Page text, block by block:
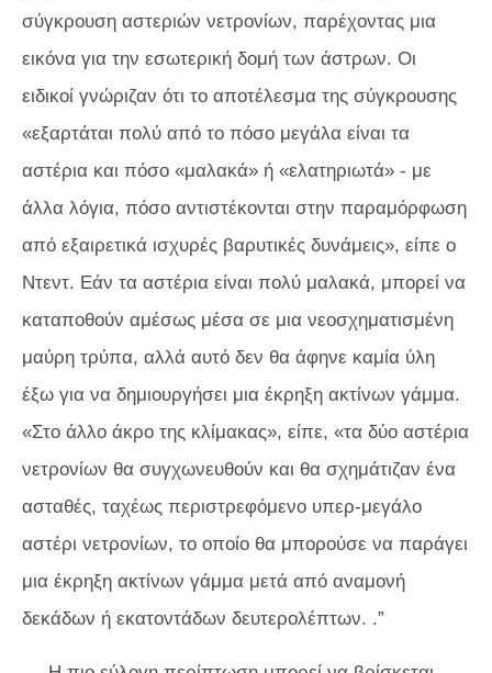
σύγκρουση αστεριών νετρονίων, παρέχοντας μια
εικόνα για την εσωτερική δομή των άστρων. Οι
ειδικοί γνώριζαν ότι το αποτέλεσμα της σύγκρουσης
«εξαρτάται πολύ από το πόσο μεγάλα είναι τα
αστέρια και πόσο «μαλακά» ή «ελατηριωτά» - με
άλλα λόγια, πόσο αντιστέκονται στην παραμόρφωση
από εξαιρετικά ισχυρές βαρυτικές δυνάμεις», είπε ο
Ντεντ. Εάν τα αστέρια είναι πολύ μαλακά, μπορεί να
καταποθούν αμέσως μέσα σε μια νεοσχηματισμένη
μαύρη τρύπα, αλλά αυτό δεν θα άφηνε καμία ύλη
έξω για να δημιουργήσει μια έκρηξη ακτίνων γάμμα.
«Στο άλλο άκρο της κλίμακας», είπε, «τα δύο αστέρια
νετρονίων θα συγχωνευθούν και θα σχημάτιζαν ένα
ασταθές, ταχέως περιστρεφόμενο υπερ-μεγάλο
αστέρι νετρονίων, το οποίο θα μπορούσε να παράγει
μια έκρηξη ακτίνων γάμμα μετά από αναμονή
δεκάδων ή εκατοντάδων δευτερολέπτων. .”